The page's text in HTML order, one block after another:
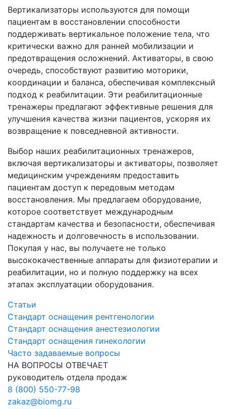
Вертикализаторы используются для помощи
пациентам в восстановлении способности
поддерживать вертикальное положение тела, что
критически важно для ранней мобилизации и
предотвращения осложнений. Активаторы, в свою
очередь, способствуют развитию моторики,
координации и баланса, обеспечивая комплексный
подход к реабилитации. Эти реабилитационные
тренажеры предлагают эффективные решения для
улучшения качества жизни пациентов, ускоряя их
возвращение к повседневной активности.
Выбор наших реабилитационных тренажеров,
включая вертикализаторы и активаторы, позволяет
медицинским учреждениям предоставить
пациентам доступ к передовым методам
восстановления. Мы предлагаем оборудование,
которое соответствует международным
стандартам качества и безопасности, обеспечивая
надежность и долговечность в использовании.
Покупая у нас, вы получаете не только
высококачественные аппараты для физиотерапии и
реабилитации, но и полную поддержку на всех
этапах эксплуатации оборудования.
Статьи
Стандарт оснащения рентгенологии
Стандарт оснащения анестезиологии
Стандарт оснащения гинекологии
Часто задаваемые вопросы
НА ВОПРОСЫ ОТВЕЧАЕТ
руководитель отдела продаж
8 (800) 550-77-98
zakaz@biomg.ru